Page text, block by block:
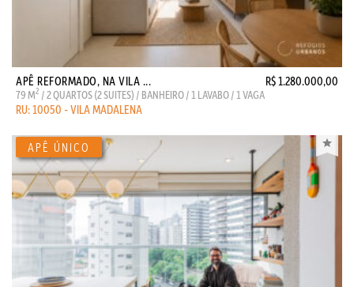
APÊ REFORMADO, NA VILA ... R$ 1.280.000,00
79 M2 / 2 QUARTOS (2 SUITES) / BANHEIRO / 1 LAVABO / 1 VAGA
RU: 10050 - VILA MADALENA